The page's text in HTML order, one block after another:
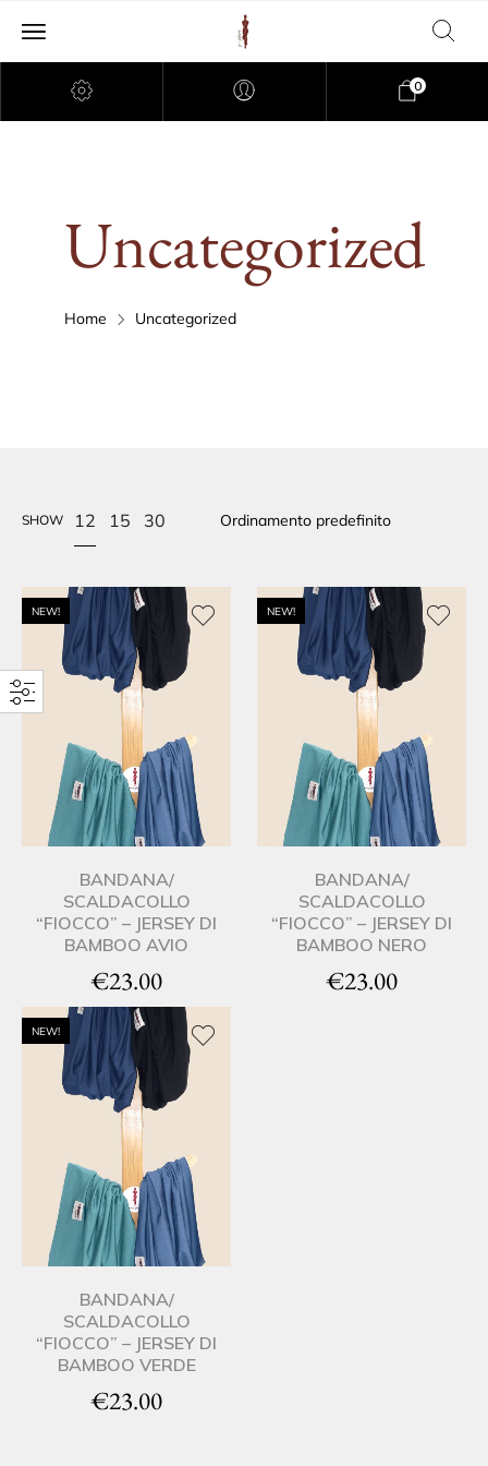
0
Uncategorized
Home Uncategorized
SHOW 12 15 30
NEW!
BANDANA/
SCALDACOLLO
“FIOCCO” – JERSEY DI
BAMBOO AVIO
€23.00
NEW!
BANDANA/
SCALDACOLLO
“FIOCCO” – JERSEY DI
BAMBOO NERO
€23.00
NEW!
BANDANA/
SCALDACOLLO
“FIOCCO” – JERSEY DI
BAMBOO VERDE
€23.00